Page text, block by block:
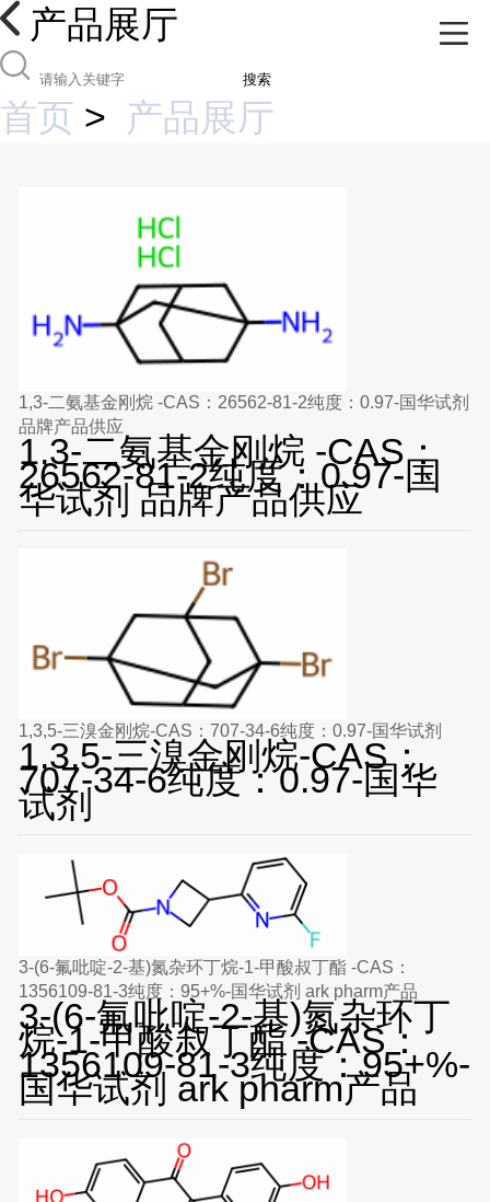
产品展厅
搜索
首页 > 产品展厅
1,3-二氨基金刚烷 -CAS：26562-81-2纯度：0.97-国华试剂
品牌产品供应
1,3-二氨基金刚烷 -CAS：
26562-81-2纯度：0.97-国
华试剂 品牌产品供应
1,3,5-三溴金刚烷-CAS：707-34-6纯度：0.97-国华试剂
1,3,5-三溴金刚烷-CAS：
707-34-6纯度：0.97-国华
试剂
3-(6-氟吡啶-2-基)氮杂环丁烷-1-甲酸叔丁酯 -CAS：
1356109-81-3纯度：95+%-国华试剂 ark pharm产品
3-(6-氟吡啶-2-基)氮杂环丁
烷-1-甲酸叔丁酯 -CAS：
1356109-81-3纯度：95+%-
国华试剂 ark pharm产品